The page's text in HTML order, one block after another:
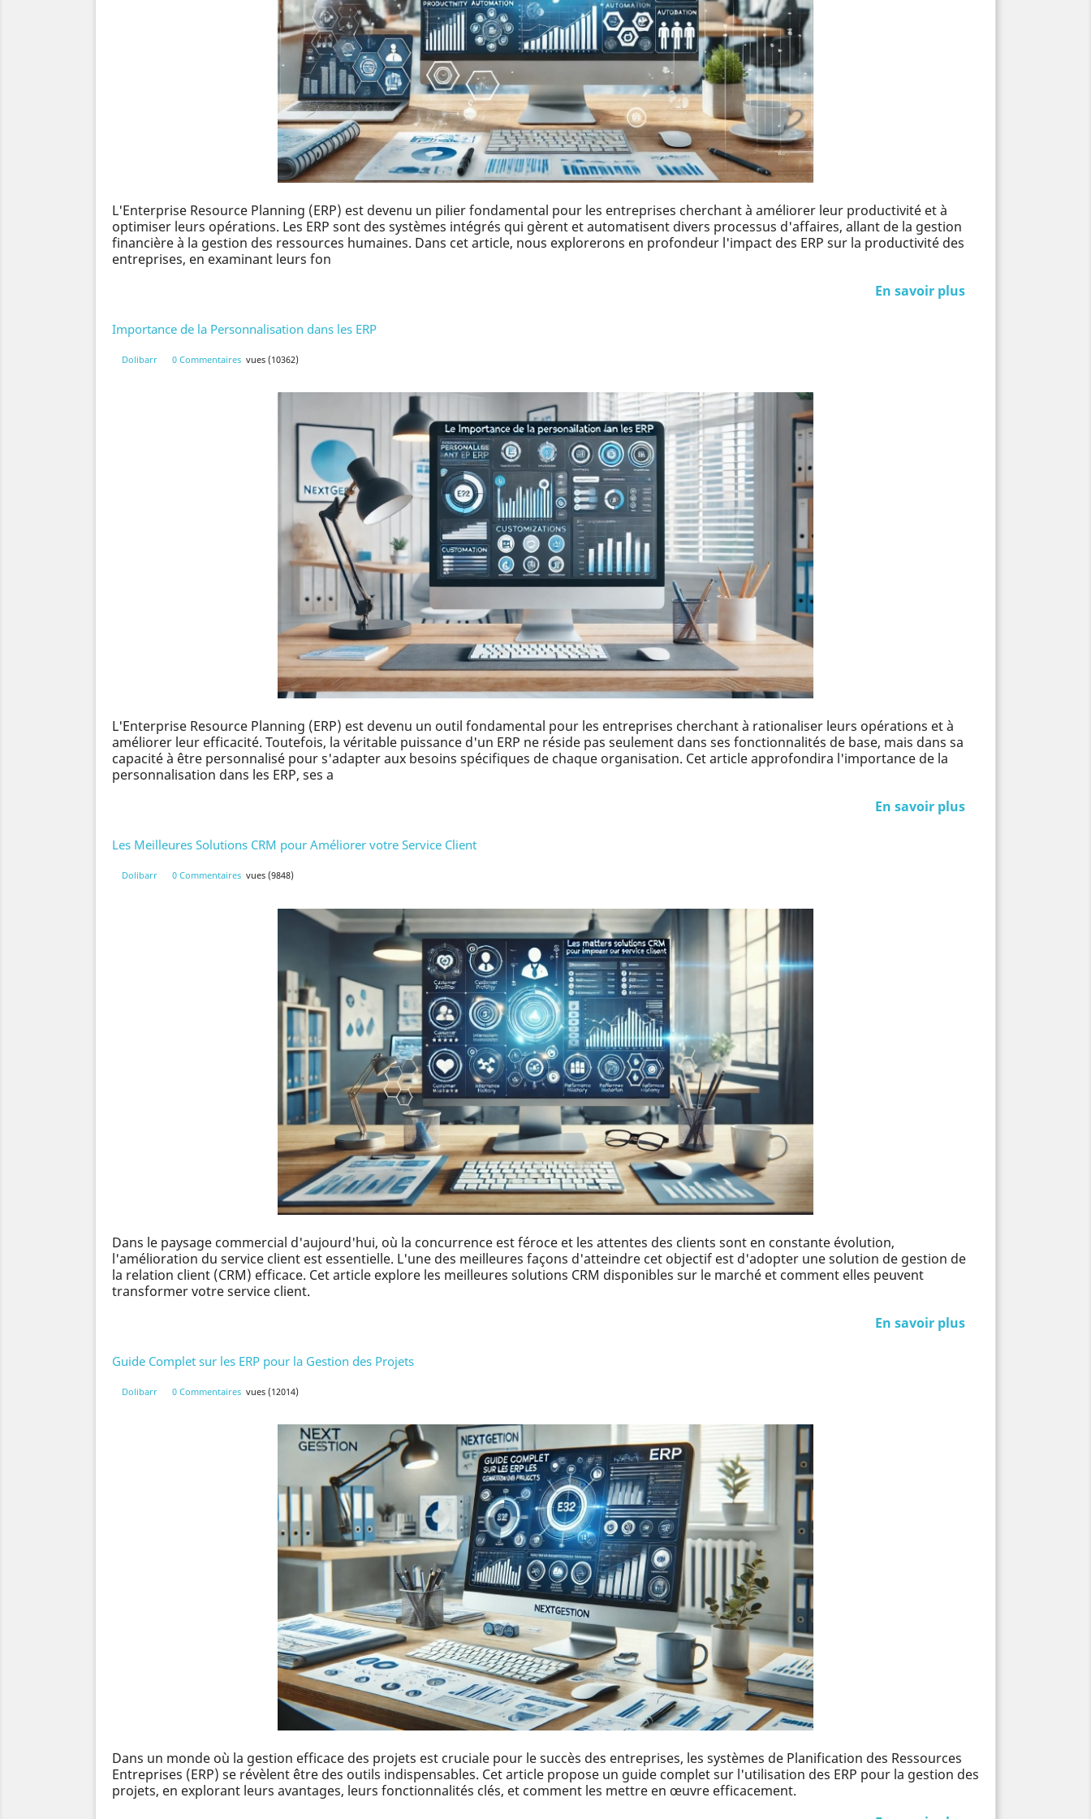
L'Enterprise Resource Planning (ERP) est devenu un pilier fondamental pour les entreprises cherchant à améliorer leur productivité et à
optimiser leurs opérations. Les ERP sont des systèmes intégrés qui gèrent et automatisent divers processus d'affaires, allant de la gestion
financière à la gestion des ressources humaines. Dans cet article, nous explorerons en profondeur l'impact des ERP sur la productivité des
entreprises, en examinant leurs fon
En savoir plus
Importance de la Personnalisation dans les ERP
Dolibarr 0 Commentaires vues (10362)
L'Enterprise Resource Planning (ERP) est devenu un outil fondamental pour les entreprises cherchant à rationaliser leurs opérations et à
améliorer leur efficacité. Toutefois, la véritable puissance d'un ERP ne réside pas seulement dans ses fonctionnalités de base, mais dans sa
capacité à être personnalisé pour s'adapter aux besoins spécifiques de chaque organisation. Cet article approfondira l'importance de la
personnalisation dans les ERP, ses a
En savoir plus
Les Meilleures Solutions CRM pour Améliorer votre Service Client
Dolibarr 0 Commentaires vues (9848)
Dans le paysage commercial d'aujourd'hui, où la concurrence est féroce et les attentes des clients sont en constante évolution,
l'amélioration du service client est essentielle. L'une des meilleures façons d'atteindre cet objectif est d'adopter une solution de gestion de
la relation client (CRM) efficace. Cet article explore les meilleures solutions CRM disponibles sur le marché et comment elles peuvent
transformer votre service client.
En savoir plus
Guide Complet sur les ERP pour la Gestion des Projets
Dolibarr 0 Commentaires vues (12014)
Dans un monde où la gestion efficace des projets est cruciale pour le succès des entreprises, les systèmes de Planification des Ressources
Entreprises (ERP) se révèlent être des outils indispensables. Cet article propose un guide complet sur l'utilisation des ERP pour la gestion des
projets, en explorant leurs avantages, leurs fonctionnalités clés, et comment les mettre en œuvre efficacement.